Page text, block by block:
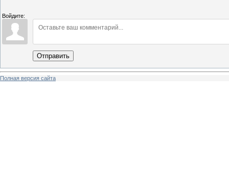
Войдите:
Отправить
Полная версия сайта